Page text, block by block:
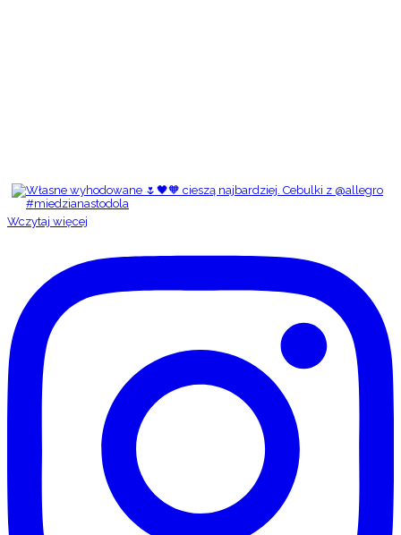
Wczytaj więcej